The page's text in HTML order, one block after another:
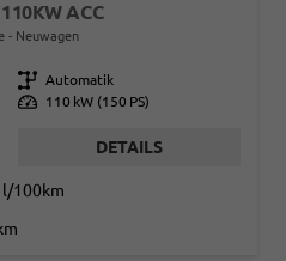
ACC
Neuwagen
Getriebe Automatik
Leistung 110 kW (150 PS)
DETAILS
l/100km